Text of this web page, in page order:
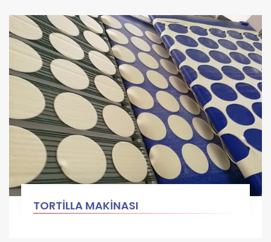
TORTİLLA MAKİNASI